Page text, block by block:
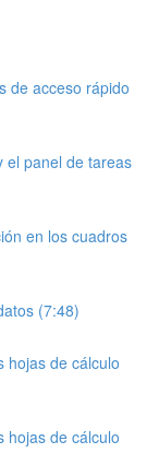
de acceso rápido
el panel de tareas
en los cuadros
(7:48)
hojas de cálculo
hojas de cálculo